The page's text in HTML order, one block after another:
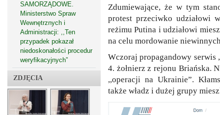
SAMORZĄDOWE.
Ministerstwo Spraw
Wewnętrznych i
Administracji: ,,Ten
przypadek pokazał
niedoskonałości procedur
weryfikacyjnych”
ZDJĘCIA
Zdumiewające, że w tym
protest przeciwko udziałowi
reżimu Putina i udziałowi
na celu mordowanie
Wczoraj propagandowy serwis
4. żołnierz z rejonu Briańska.
,,operacji na Ukrainie”.
także władz i dużej grupy